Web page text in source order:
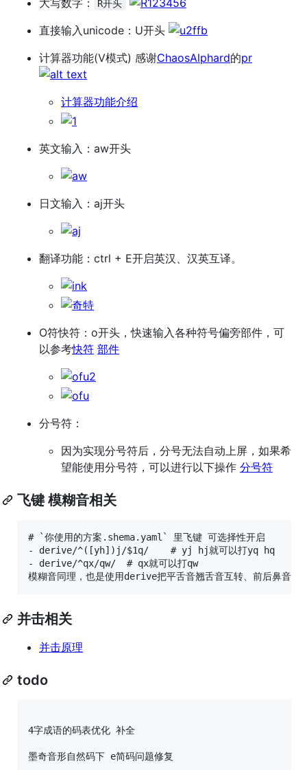
R开头
直接输入unicode：U开头
计算器功能(V模式) 感谢ChaosAlphard的pr
计算器功能介绍
英文输入：aw开头
日文输入：aj开头
翻译功能：ctrl + E开启英汉、汉英互译。
O符快符：o开头，快速输入各种符号偏旁部件，可
以参考快符 部件
分号符：
因为实现分号符后，分号无法自动上屏，如果希
望能使用分号符，可以进行以下操作 分号符
飞键 模糊音相关
# `你使用的方案.shema.yaml` 里飞键 可选择性开启
- derive/^([yh])j/$1q/    # yj hj就可以打yq hq
- derive/^qx/qw/  # qx就可以打qw
并击相关
并击原理
todo
4字成语的码表优化 补全
墨奇音形自然码下 e简码问题修复